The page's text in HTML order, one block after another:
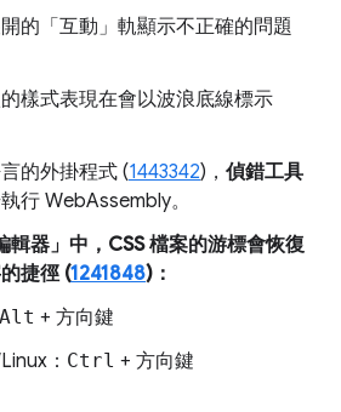
的「互動」 軌顯示不正確的問題
的樣式表現在會以波浪底線標示
的外掛程式 (1443342)， 偵錯工具
行 WebAssembly。
輯器」中，CSS 檔案的游標會恢復
捷徑 (1241848)：
Alt + 方向鍵
： Ctrl + 方向鍵